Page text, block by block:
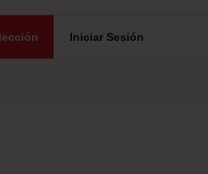
Iniciar Sesión